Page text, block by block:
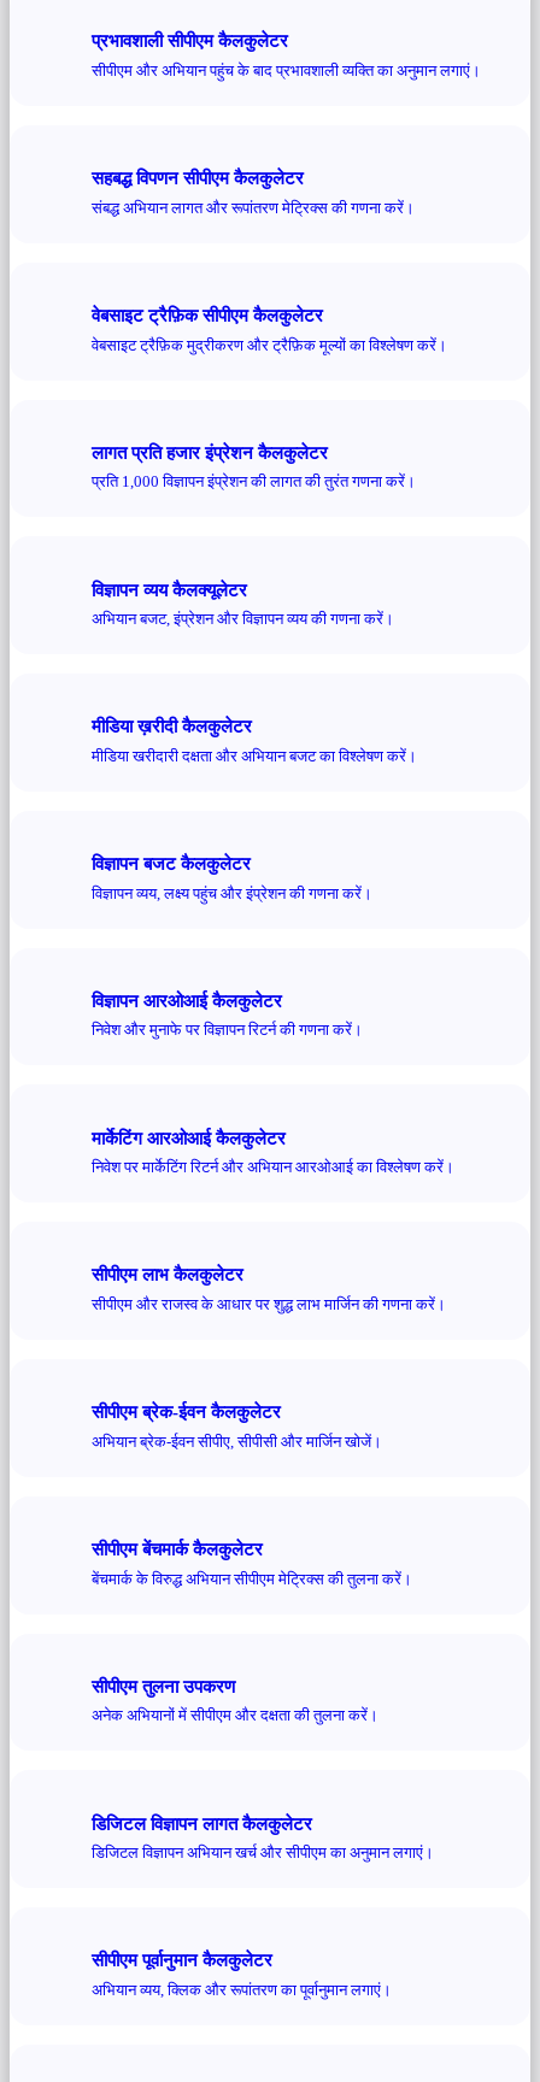
प्रभावशाली सीपीएम कैलकुलेटर
सीपीएम और अभियान पहुंच के बाद प्रभावशाली व्यक्ति का अनुमान लगाएं।
सहबद्ध विपणन सीपीएम कैलकुलेटर
संबद्ध अभियान लागत और रूपांतरण मेट्रिक्स की गणना करें।
वेबसाइट ट्रैफ़िक सीपीएम कैलकुलेटर
वेबसाइट ट्रैफ़िक मुद्रीकरण और ट्रैफ़िक मूल्यों का विश्लेषण करें।
लागत प्रति हजार इंप्रेशन कैलकुलेटर
प्रति 1,000 विज्ञापन इंप्रेशन की लागत की तुरंत गणना करें।
विज्ञापन व्यय कैलक्यूलेटर
अभियान बजट, इंप्रेशन और विज्ञापन व्यय की गणना करें।
मीडिया ख़रीदी कैलकुलेटर
मीडिया खरीदारी दक्षता और अभियान बजट का विश्लेषण करें।
विज्ञापन बजट कैलकुलेटर
विज्ञापन व्यय, लक्ष्य पहुंच और इंप्रेशन की गणना करें।
विज्ञापन आरओआई कैलकुलेटर
निवेश और मुनाफे पर विज्ञापन रिटर्न की गणना करें।
मार्केटिंग आरओआई कैलकुलेटर
निवेश पर मार्केटिंग रिटर्न और अभियान आरओआई का विश्लेषण करें।
सीपीएम लाभ कैलकुलेटर
सीपीएम और राजस्व के आधार पर शुद्ध लाभ मार्जिन की गणना करें।
सीपीएम ब्रेक-ईवन कैलकुलेटर
अभियान ब्रेक-ईवन सीपीए, सीपीसी और मार्जिन खोजें।
सीपीएम बेंचमार्क कैलकुलेटर
बेंचमार्क के विरुद्ध अभियान सीपीएम मेट्रिक्स की तुलना करें।
सीपीएम तुलना उपकरण
अनेक अभियानों में सीपीएम और दक्षता की तुलना करें।
डिजिटल विज्ञापन लागत कैलकुलेटर
डिजिटल विज्ञापन अभियान खर्च और सीपीएम का अनुमान लगाएं।
सीपीएम पूर्वानुमान कैलकुलेटर
अभियान व्यय, क्लिक और रूपांतरण का पूर्वानुमान लगाएं।